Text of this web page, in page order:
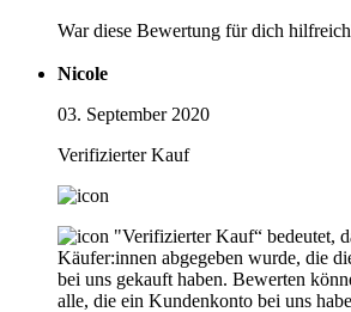
War diese Bewertung für dich
Nicole
03. September 2020
Verifizierter Kauf
"Verifizierter Kauf“ bedeutet,
Käufer:innen abgegeben wurde, die
bei uns gekauft haben. Bewerten
alle, die ein Kundenkonto bei uns